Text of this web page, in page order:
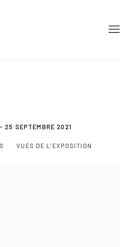
25 SEPTEMBRE 2021
VUES DE L'EXPOSITION